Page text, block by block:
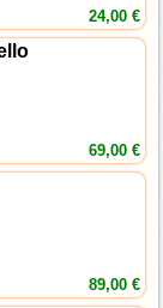
24,00 €
69,00 €
89,00 €